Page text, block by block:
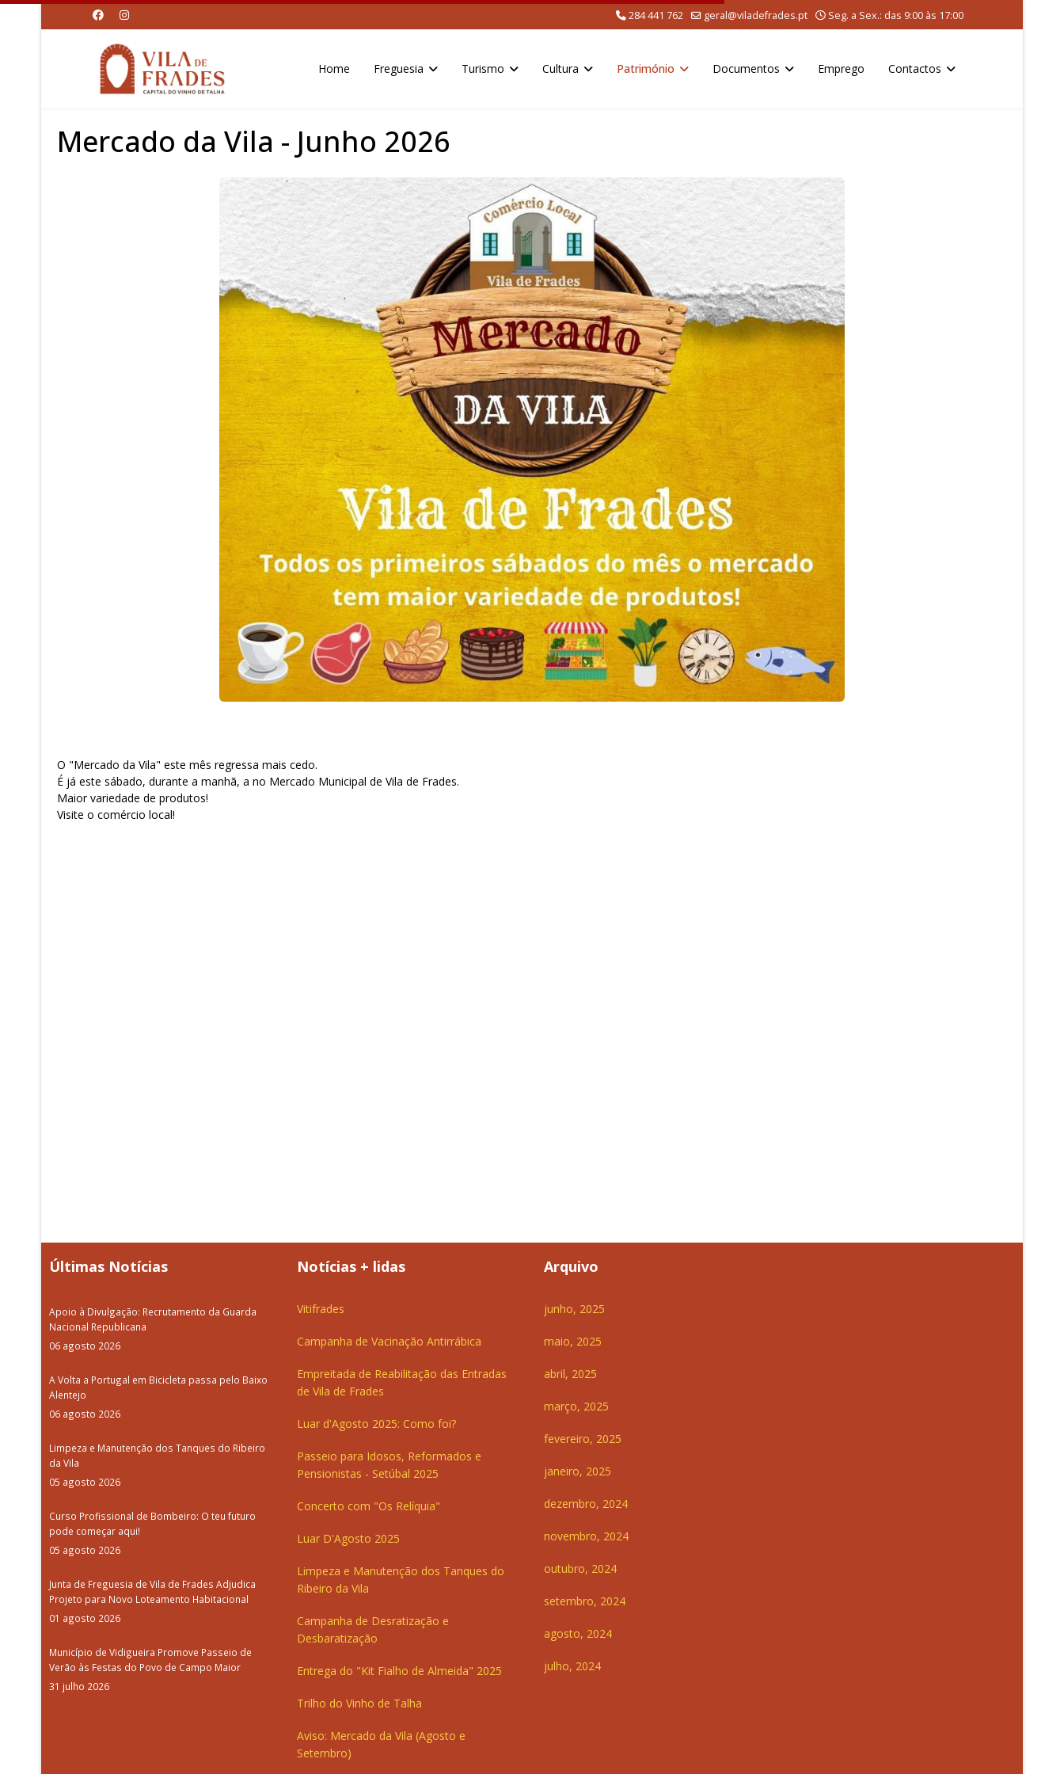
284 441 762 geral@viladefrades.pt Seg. a Sex.: das 9:00 às 17:00
Home Freguesia Turismo Cultura Património Documentos Emprego Contactos
Mercado da Vila - Junho 2026
O "Mercado da Vila" este mês regressa mais cedo.
É já este sábado, durante a manhã, a no Mercado Municipal de Vila de Frades.
Maior variedade de produtos!
Visite o comércio local!
Últimas Notícias
Apoio à Divulgação: Recrutamento da Guarda
Nacional Republicana
06 agosto 2026
A Volta a Portugal em Bicicleta passa pelo Baixo
Alentejo
06 agosto 2026
Limpeza e Manutenção dos Tanques do Ribeiro
da Vila
05 agosto 2026
Curso Profissional de Bombeiro: O teu futuro
pode começar aqui!
05 agosto 2026
Junta de Freguesia de Vila de Frades Adjudica
Projeto para Novo Loteamento Habitacional
01 agosto 2026
Município de Vidigueira Promove Passeio de
Verão às Festas do Povo de Campo Maior
31 julho 2026
Notícias + lidas
Vitifrades
Campanha de Vacinação Antirrábica
Empreitada de Reabilitação das Entradas
de Vila de Frades
Luar d'Agosto 2025: Como foi?
Passeio para Idosos, Reformados e
Pensionistas - Setúbal 2025
Concerto com "Os Relíquia"
Luar D'Agosto 2025
Limpeza e Manutenção dos Tanques do
Ribeiro da Vila
Campanha de Desratização e
Desbaratização
Entrega do "Kit Fialho de Almeida" 2025
Trilho do Vinho de Talha
Aviso: Mercado da Vila (Agosto e
Setembro)
Arquivo
junho, 2025
maio, 2025
abril, 2025
março, 2025
fevereiro, 2025
janeiro, 2025
dezembro, 2024
novembro, 2024
outubro, 2024
setembro, 2024
agosto, 2024
julho, 2024